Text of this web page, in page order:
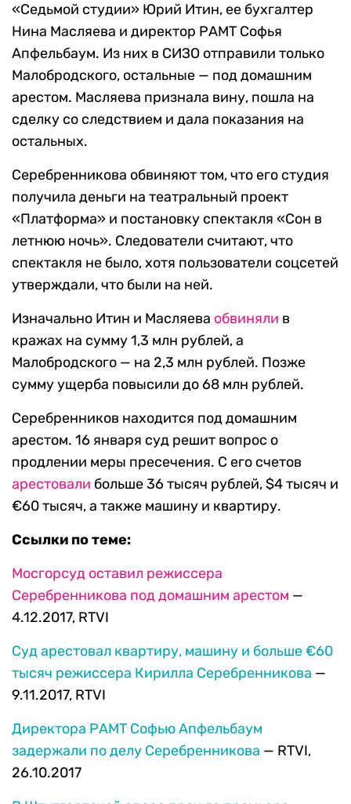
«Седьмой студии» Юрий Итин, ее бухгалтер
Нина Масляева и директор РАМТ Софья
Апфельбаум. Из них в СИЗО отправили только
Малобродского, остальные — под домашним
арестом. Масляева признала вину, пошла на
сделку со следствием и дала показания на
остальных.
Серебренникова обвиняют том, что его студия
получила деньги на театральный проект
«Платформа» и постановку спектакля «Сон в
летнюю ночь». Следователи считают, что
спектакля не было, хотя пользователи соцсетей
утверждали, что были на ней.
Изначально Итин и Масляева обвиняли в
кражах на сумму 1,3 млн рублей, а
Малобродского — на 2,3 млн рублей. Позже
сумму ущерба повысили до 68 млн рублей.
Серебренников находится под домашним
арестом. 16 января суд решит вопрос о
продлении меры пресечения. С его счетов
арестовали больше 36 тысяч рублей, $4 тысяч и
€60 тысяч, а также машину и квартиру.
Ссылки по теме:
Мосгорсуд оставил режиссера
Серебренникова под домашним арестом —
4.12.2017, RTVI
Суд арестовал квартиру, машину и больше €60
тысяч режиссера Кирилла Серебренникова —
9.11.2017, RTVI
Директора РАМТ Софью Апфельбаум
задержали по делу Серебренникова — RTVI,
26.10.2017